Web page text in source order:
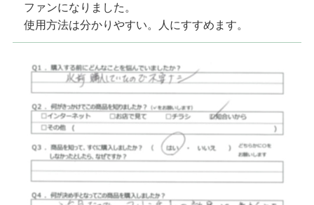
ファンになりました。
使用方法は分かりやすい。人にすすめます。